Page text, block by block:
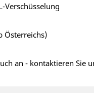
Verschüsselung
Österreichs)
an - kontaktieren Sie